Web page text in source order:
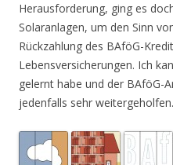
Herausforderung, ging es
Solaranlagen, um den Sinn
Rückzahlung des BAföG-
Lebensversicherungen. Ich
gelernt habe und der BAföG-
jedenfalls sehr weitergeholfen.